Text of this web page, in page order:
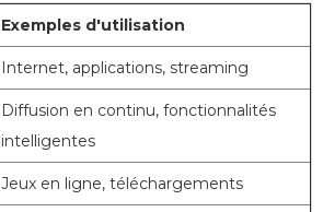
Exemples d'utilisation
Internet, applications, streaming
Diffusion en continu, fonctionnalités
intelligentes
Jeux en ligne, téléchargements